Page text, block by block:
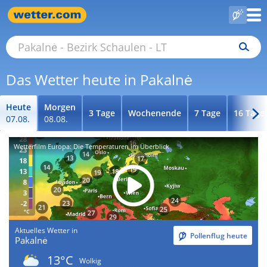
Das Wetter heute in Pakalnė
Heute
07.08.
Morgen
08.08.
3 Tage Wochenende 7 Tage 16 Tage
Wetterfilm Europa: Die Temperaturen im Überblick
Aktuelles Wetter in
Pakalnė Pollenflug heute
13°C
Wolkig